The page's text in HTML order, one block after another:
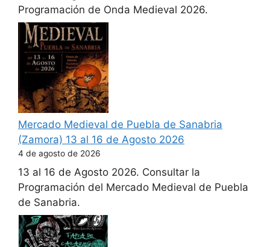
Programación de Onda Medieval 2026.
Mercado Medieval de Puebla de Sanabria
(Zamora) 13 al 16 de Agosto 2026
4 de agosto de 2026
13 al 16 de Agosto 2026. Consultar la
Programación del Mercado Medieval de Puebla
de Sanabria.